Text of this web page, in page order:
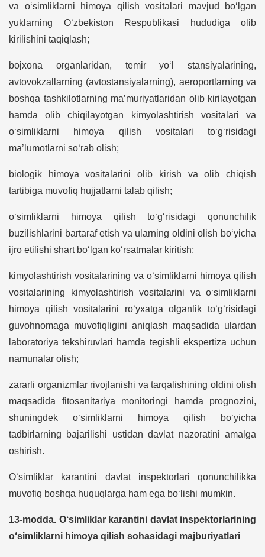
va o‘simliklarni himoya qilish vositalari mavjud bo‘lgan
yuklarning O‘zbekiston Respublikasi hududiga olib
kirilishini taqiqlash;
bojxona organlaridan, temir yo‘l stansiyalarining,
avtovokzallarning (avtostansiyalarning), aeroportlarning va
boshqa tashkilotlarning ma’muriyatlaridan olib kirilayotgan
hamda olib chiqilayotgan kimyolashtirish vositalari va
o‘simliklarni himoya qilish vositalari to‘g‘risidagi
ma’lumotlarni so‘rab olish;
biologik himoya vositalarini olib kirish va olib chiqish
tartibiga muvofiq hujjatlarni talab qilish;
o‘simliklarni himoya qilish to‘g‘risidagi qonunchilik
buzilishlarini bartaraf etish va ularning oldini olish bo‘yicha
ijro etilishi shart bo‘lgan ko‘rsatmalar kiritish;
kimyolashtirish vositalarining va o‘simliklarni himoya qilish
vositalarining kimyolashtirish vositalarini va o‘simliklarni
himoya qilish vositalarini ro‘yxatga olganlik to‘g‘risidagi
guvohnomaga muvofiqligini aniqlash maqsadida ulardan
laboratoriya tekshiruvlari hamda tegishli ekspertiza uchun
namunalar olish;
zararli organizmlar rivojlanishi va tarqalishining oldini olish
maqsadida fitosanitariya monitoringi hamda prognozini,
shuningdek o‘simliklarni himoya qilish bo‘yicha
tadbirlarning bajarilishi ustidan davlat nazoratini amalga
oshirish.
O‘simliklar karantini davlat inspektorlari qonunchilikka
muvofiq boshqa huquqlarga ham ega bo‘lishi mumkin.
13-modda. O‘simliklar karantini davlat inspektorlarining
o‘simliklarni himoya qilish sohasidagi majburiyatlari